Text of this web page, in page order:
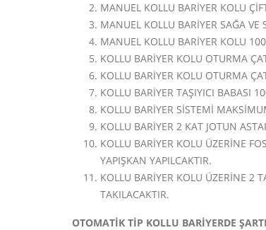
MANUEL KOLLU BARİYER KOLU
MANUEL KOLLU BARİYER SAĞA VE
MANUEL KOLLU BARİYER KOLU
KOLLU BARİYER KOLU OTURMA
KOLLU BARİYER KOLU OTURMA
KOLLU BARİYER TAŞIYICI BABASI
KOLLU BARİYER SİSTEMİ
KOLLU BARİYER 2 KAT JOTUN
KOLLU BARİYER KOLU ÜZERİNE
YAPIŞKAN YAPILCAKTIR.
KOLLU BARİYER KOLU ÜZERİNE 2
TAKILACAKTIR.
OTOMATİK TİP KOLLU BARİYERDE